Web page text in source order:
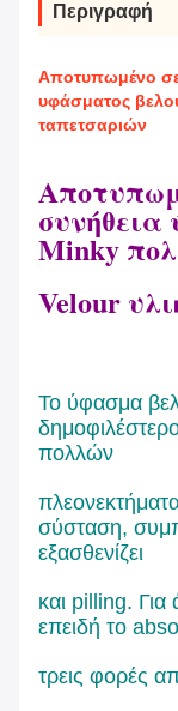
Περιγραφή
Αποτυπωμένο
υφάσματος
ταπετσαριών
Minky
Velour
Το ύφασμα
πολλών
σύσταση,
εξασθενίζει
και pilling. Για
επειδή το
τρεις φορές